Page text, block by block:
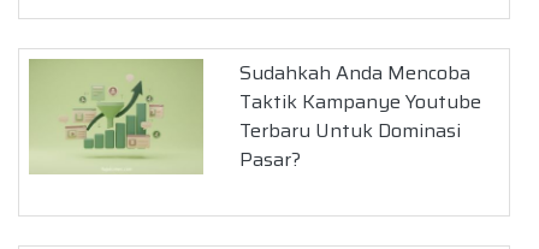
Sudahkah Anda Mencoba
Taktik Kampanye Youtube
Terbaru Untuk Dominasi
Pasar?